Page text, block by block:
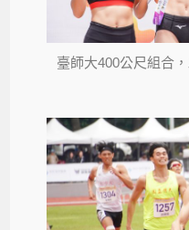
臺師大400公尺組合